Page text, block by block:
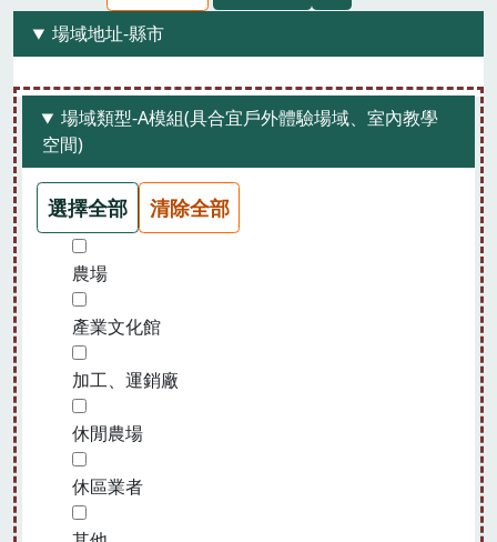
場域地址-縣市
場域類型-A模組(具合宜戶外體驗場域、室內教學
空間)
選擇全部 清除全部
農場
產業文化館
加工、運銷廠
休閒農場
休區業者